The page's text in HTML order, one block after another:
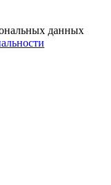
данных